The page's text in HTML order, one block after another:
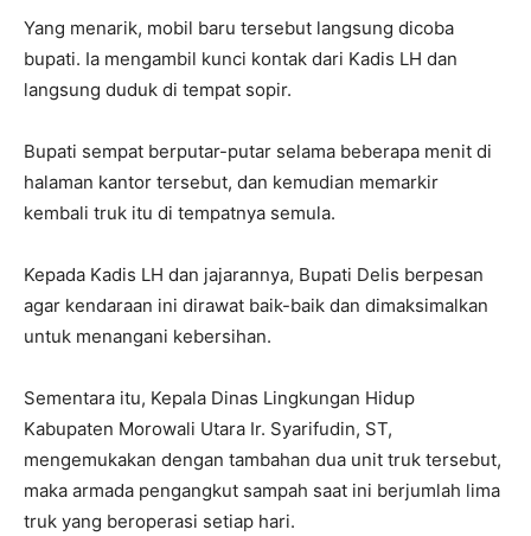
Yang menarik, mobil baru tersebut langsung dicoba
bupati. Ia mengambil kunci kontak dari Kadis LH dan
langsung duduk di tempat sopir.
Bupati sempat berputar-putar selama beberapa menit di
halaman kantor tersebut, dan kemudian memarkir
kembali truk itu di tempatnya semula.
Kepada Kadis LH dan jajarannya, Bupati Delis berpesan
agar kendaraan ini dirawat baik-baik dan dimaksimalkan
untuk menangani kebersihan.
Sementara itu, Kepala Dinas Lingkungan Hidup
Kabupaten Morowali Utara Ir. Syarifudin, ST,
mengemukakan dengan tambahan dua unit truk tersebut,
maka armada pengangkut sampah saat ini berjumlah lima
truk yang beroperasi setiap hari.